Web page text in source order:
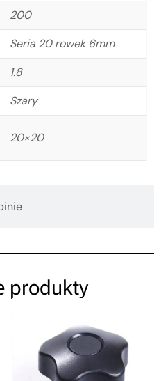
200
Seria 20 rowek 6mm
1.8
Szary
20×20
produkty